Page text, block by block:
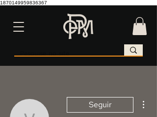
1870149959836367
Seguir